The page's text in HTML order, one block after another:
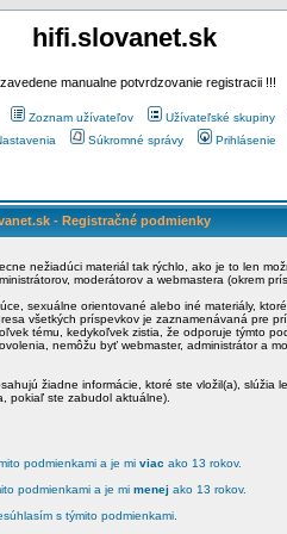
hifi.slovanet.sk
manualne potvrdzovanie registracii !!!
Zoznam užívateľov Užívateľské skupiny
Súkromné správy Prihlásenie
- Registračné podmienky
nežiadúci materiál tak rýchlo, ako je to len
moderátorov a webmastera (okrem
sexuálne orientované alebo iné materiály,
všetkých príspevkov je zaznamenávaná pre
tému, kedykoľvek zistia, že odporuje týmto
nemôžu byť webmaster, administrátor a
žiadne informácie, ktoré ste vložil(a), slúžia
pokiaľ ste zabudol aktuálne).
podmienkami a je mi viac ako 13 rokov.
podmienkami a je mi menej ako 13 rokov.
s týmito podmienkami.